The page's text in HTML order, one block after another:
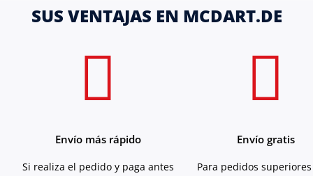
SUS VENTAJAS EN MCDART.DE
Envío más rápido
Si realiza el pedido y paga antes
Envío gratis
Para pedidos